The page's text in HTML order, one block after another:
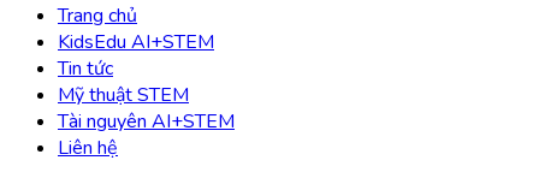
Trang chủ
KidsEdu AI+STEM
Tin tức
Mỹ thuật STEM
Tài nguyên AI+STEM
Liên hệ